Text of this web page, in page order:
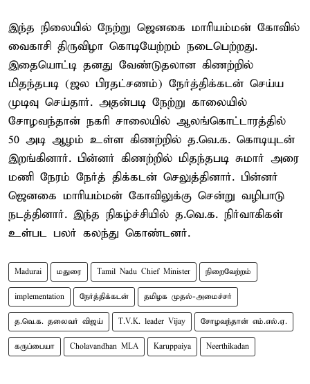
இந்த நிலையில் நேற்று ஜெனகை மாரியம்மன் கோவில்
வைகாசி திருவிழா கொடியேற்றம் நடைபெற்றது.
இதையொட்டி தனது வேண்டுதலான கிணற்றில்
மிதந்தபடி (ஜல பிரதட்சணம்) நேர்த்திக்கடன் செய்ய
முடிவு செய்தார். அதன்படி நேற்று காலையில்
சோழவந்தான் நகரி சாலையில் ஆலங்கொட்டாரத்தில்
50 அடி ஆழம் உள்ள கிணற்றில் த.வெ.க. கொடியுடன்
இறங்கினார். பின்னர் கிணற்றில் மிதந்தபடி சுமார் அரை
மணி நேரம் நேர்த் திக்கடன் செலுத்தினார். பின்னர்
ஜெனகை மாரியம்மன் கோவிலுக்கு சென்று வழிபாடு
நடத்தினார். இந்த நிகழ்ச்சியில் த.வெ.க. நிர்வாகிகள்
உள்பட பலர் கலந்து கொண்டனர்.
Madurai மதுரை Tamil Nadu Chief Minister நிறைவேற்றம்
implementation நேர்த்திக்கடன் தமிழக முதல்-அமைச்சர்
த.வெ.க. தலைவர் விஜய் T.V.K. leader Vijay சோழவந்தான் எம்.எல்.ஏ.
கருப்பையா Cholavandhan MLA Karuppaiya Neerthikadan